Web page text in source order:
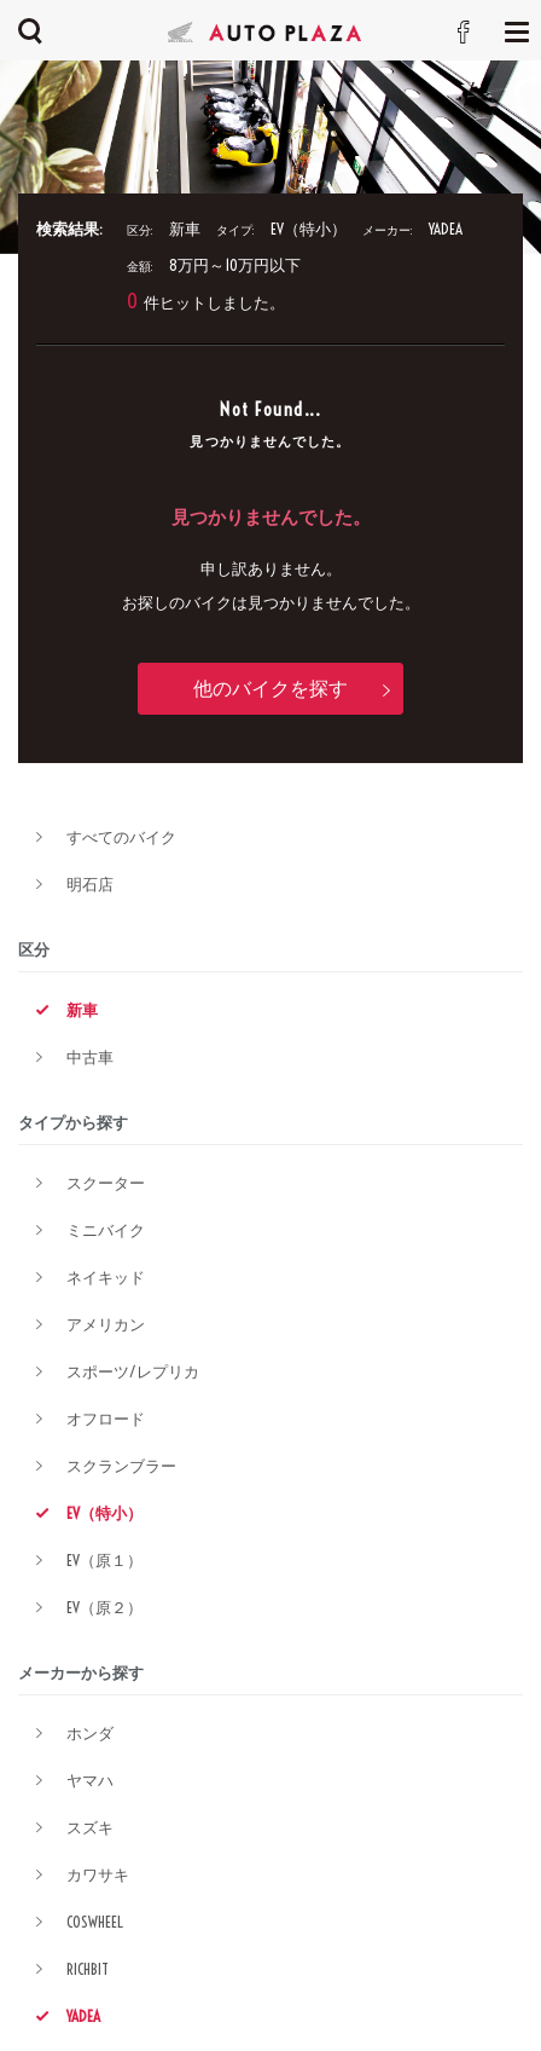
検索結果: 区分: 新車 タイプ: EV（特小） メーカー: YADEA
金額: 8万円～10万円以下
0 件ヒットしました。
Not Found...
見つかりませんでした。
見つかりませんでした。
申し訳ありません。
お探しのバイクは見つかりませんでした。
他のバイクを探す
すべてのバイク
明石店
区分
新車
中古車
タイプから探す
スクーター
ミニバイク
ネイキッド
アメリカン
スポーツ/レプリカ
オフロード
スクランブラー
EV（特小）
EV（原１）
EV（原２）
メーカーから探す
ホンダ
ヤマハ
スズキ
カワサキ
COSWHEEL
RICHBIT
YADEA
新車
タイプ
価格